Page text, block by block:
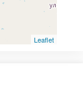
Leaflet